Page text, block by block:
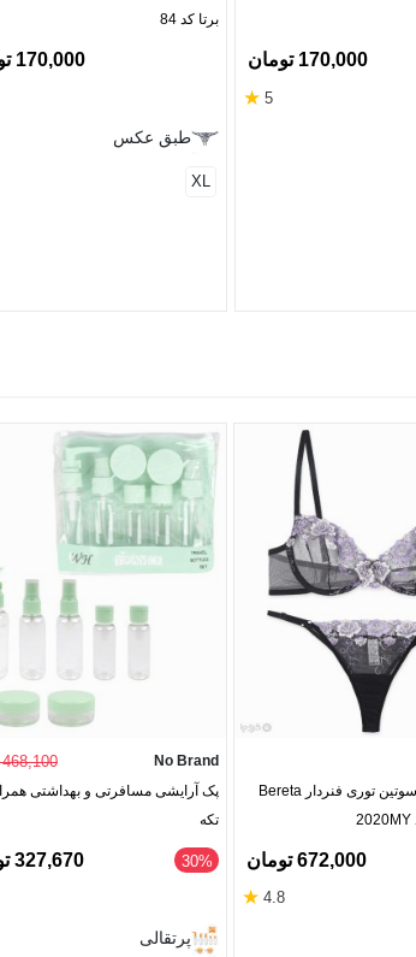
170,000 تومان
5
★
برتا کد 84
170,000 تومان
طبق عکس
XL
ست شورت و سوتین توری فنردار Bereta
672,000 تومان
4.8
★
No Brand 468,100 تومان
تکه
‎30% 327,670 تومان
پرتقالی